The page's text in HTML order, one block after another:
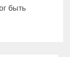
быть